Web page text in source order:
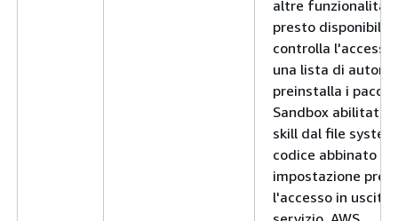
altre funzionalità
presto disponibile.
controlla
una lista di
preinstalla i
Sandbox abilitato,
skill dal file
codice abbinato a
impostazione
l'accesso in